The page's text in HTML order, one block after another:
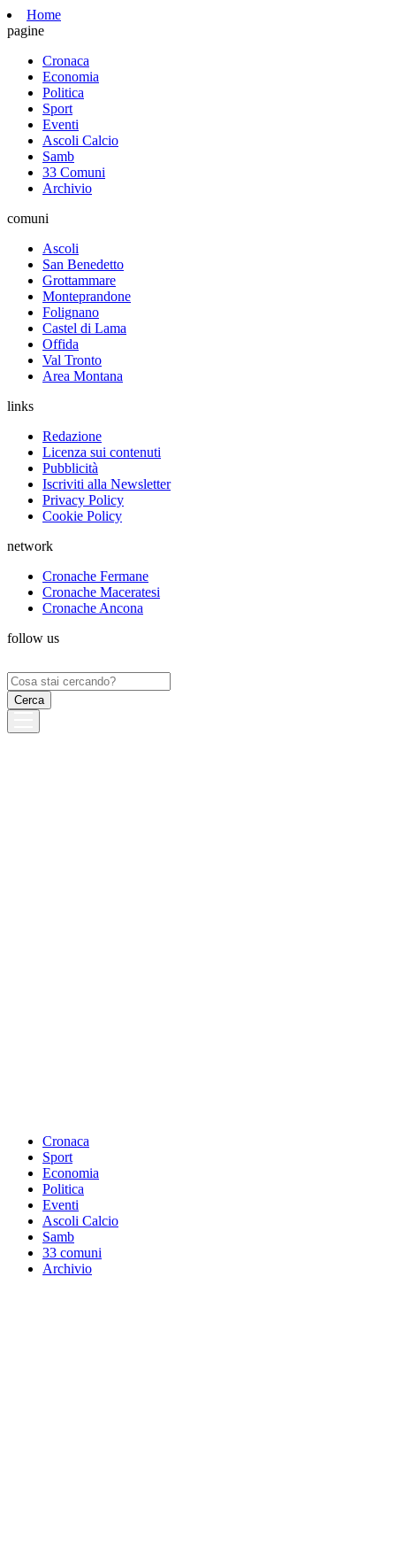
Home
pagine
Cronaca
Economia
Politica
Sport
Eventi
Ascoli Calcio
Samb
33 Comuni
Archivio
comuni
Ascoli
San Benedetto
Grottammare
Monteprandone
Folignano
Castel di Lama
Offida
Val Tronto
Area Montana
links
Redazione
Licenza sui contenuti
Pubblicità
Iscriviti alla Newsletter
Privacy Policy
Cookie Policy
network
Cronache Fermane
Cronache Maceratesi
Cronache Ancona
follow us
Ricerca
per:
Cronaca
Sport
Economia
Politica
Eventi
Ascoli Calcio
Samb
33 comuni
Archivio